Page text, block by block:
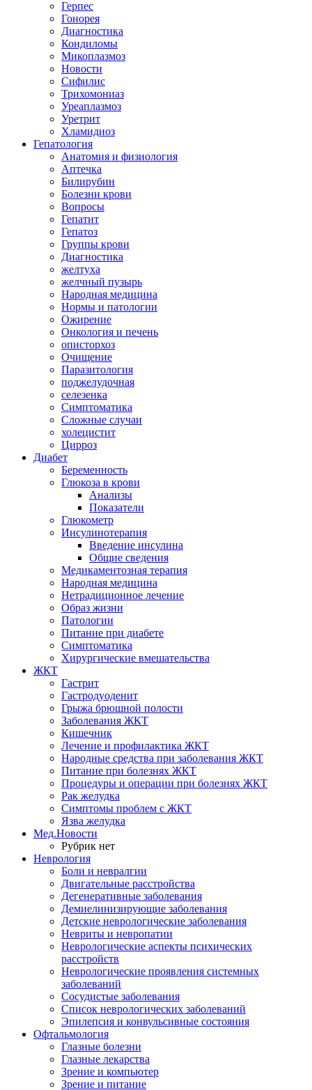
Герпес
Гонорея
Диагностика
Кондиломы
Микоплазмоз
Новости
Сифилис
Трихомониаз
Уреаплазмоз
Уретрит
Хламидиоз
Гепатология
Анатомия и физиология
Аптечка
Билирубин
Болезни крови
Вопросы
Гепатит
Гепатоз
Группы крови
Диагностика
желтуха
желчный пузырь
Народная медицина
Нормы и патологии
Ожирение
Онкология и печень
описторхоз
Очищение
Паразитология
поджелудочная
селезенка
Симптоматика
Сложные случаи
холецистит
Цирроз
Диабет
Беременность
Глюкоза в крови
Анализы
Показатели
Глюкометр
Инсулинотерапия
Введение инсулина
Общие сведения
Медикаментозная терапия
Народная медицина
Нетрадиционное лечение
Образ жизни
Патологии
Питание при диабете
Симптоматика
Хирургические вмешательства
ЖКТ
Гастрит
Гастродуоденит
Грыжа брюшной полости
Заболевания ЖКТ
Кишечник
Лечение и профилактика ЖКТ
Народные средства при заболевания ЖКТ
Питание при болезнях ЖКТ
Процедуры и операции при болезнях ЖКТ
Рак желудка
Симптомы проблем с ЖКТ
Язва желудка
Мед.Новости
Рубрик нет
Неврология
Боли и невралгии
Двигательные расстройства
Дегенеративные заболевания
Демиелинизирующие заболевания
Детские неврологические заболевания
Невриты и невропатии
Неврологические аспекты психических
расстройств
Неврологические проявления системных
заболеваний
Сосудистые заболевания
Список неврологических заболеваний
Эпилепсия и конвульсивные состояния
Офтальмология
Глазные болезни
Глазные лекарства
Зрение и компьютер
Зрение и питание